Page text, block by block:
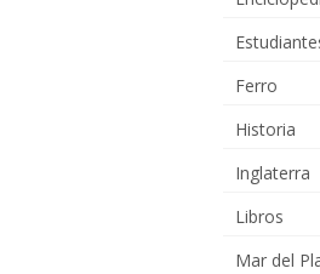
Ferro
Historia
Inglaterra
Libros
Mar del